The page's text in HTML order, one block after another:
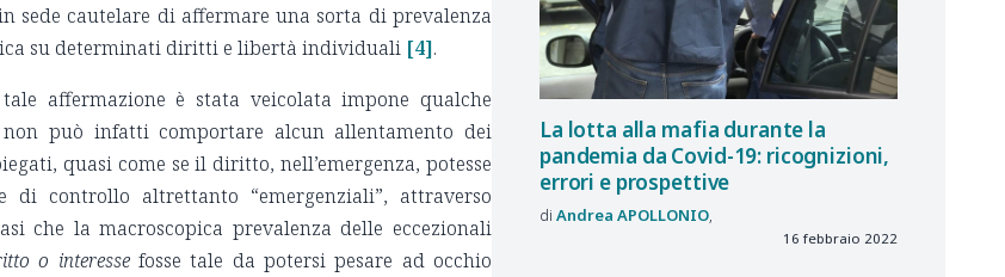
sede cautelare di affermare una sorta di prevalenza
su determinati diritti e libertà individuali [4].
affermazione è stata veicolata impone qualche
non può infatti comportare alcun allentamento dei
quasi come se il diritto, nell’emergenza, potesse
controllo altrettanto “emergenziali”, attraverso
che la macroscopica prevalenza delle eccezionali
o interessefosse tale da potersi pesare ad occhio
La lotta alla mafia durante la
pandemia da Covid-19: ricognizioni,
errori e prospettive
Andrea APOLLONIO
16 febbraio 2022